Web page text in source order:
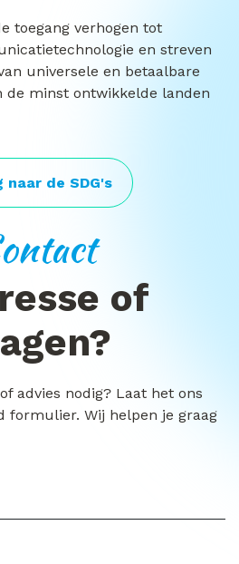
toegang verhogen tot
en streven
universele en betaalbare
de minst ontwikkelde landen
naar de SDG's
of
advies nodig? Laat het ons
formulier. Wij helpen je graag